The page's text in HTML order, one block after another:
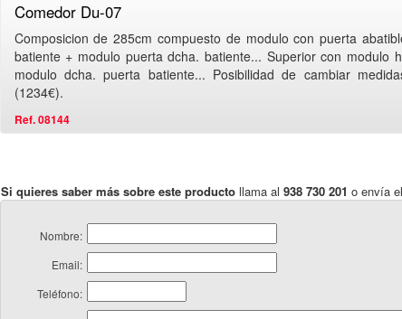
Comedor Du-07
Composicion de 285cm compuesto de modulo con puerta
batiente + modulo puerta dcha. batiente... Superior con modulo
modulo dcha. puerta batiente... Posibilidad de cambiar
(1234€).
Ref. 08144
Si quieres saber más sobre este producto llama al 938 730 201 o envía
Nombre:
Email:
Teléfono: